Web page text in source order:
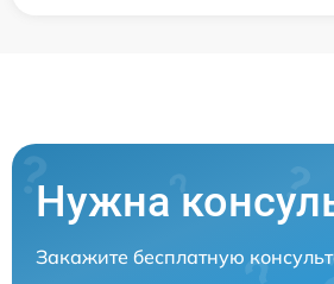
Нужна
Закажите бесплатную